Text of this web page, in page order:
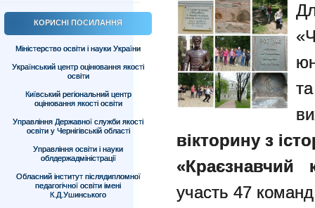
КОРИСНІ ПОСИЛАННЯ
Міністерство освіти і науки України
Український центр оцінювання якості
освіти
Київський регіональний центр
оцінювання якості освіти
Управління Державної служби якості
освіти у Чернігівській області
Управління освіти і науки
облдержадміністрації
Обласний інститут післядипломної
педагогічної освіти імені
К.Д.Ушинського
вікторину з
«Краєзнавчий
участь 47